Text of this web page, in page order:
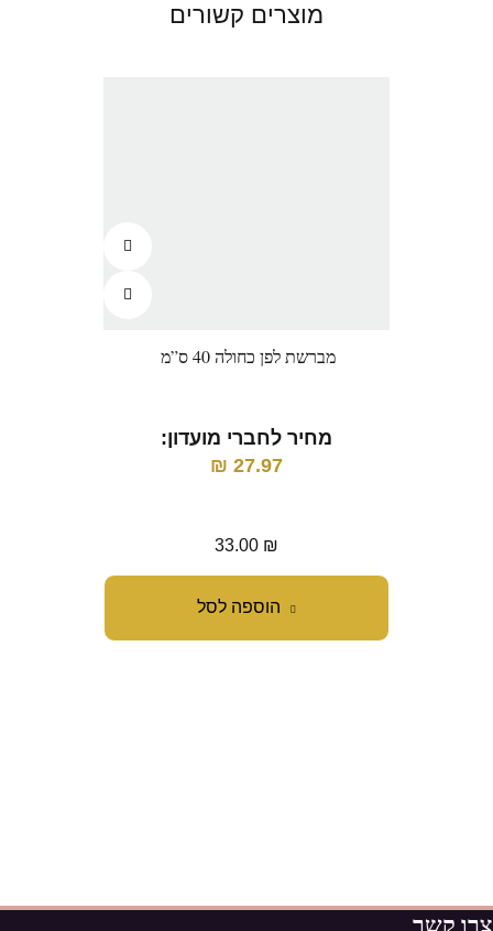
מוצרים קשורים
הוספה לסל
מברשת לפן כחולה 40 ס”מ
מחיר לחברי מועדון:
27.97
₪
33.00 ₪
צרו קשר